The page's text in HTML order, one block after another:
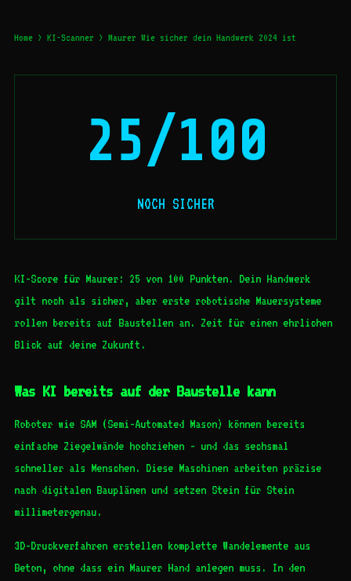
Home > KI-Scanner > Maurer Wie sicher dein Handwerk 2024 ist
25/100
NOCH SICHER
KI-Score für Maurer: 25 von 100 Punkten. Dein Handwerk
gilt noch als sicher, aber erste robotische Mauersysteme
rollen bereits auf Baustellen an. Zeit für einen ehrlichen
Blick auf deine Zukunft.
Was KI bereits auf der Baustelle kann
Roboter wie SAM (Semi-Automated Mason) können bereits
einfache Ziegelwände hochziehen - und das sechsmal
schneller als Menschen. Diese Maschinen arbeiten präzise
nach digitalen Bauplänen und setzen Stein für Stein
millimetergenau.
3D-Druckverfahren erstellen komplette Wandelemente aus
Beton, ohne dass ein Maurer Hand anlegen muss. In den